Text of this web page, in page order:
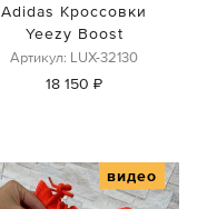
Adidas Кроссовки
Yeezy Boost
Артикул: LUX-32130
18 150 ₽
видео